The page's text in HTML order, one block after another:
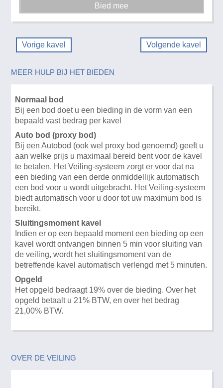
Vorige kavel Volgende kavel
MEER HULP BIJ HET BIEDEN
Normaal bod
Bij een bod doet u een bieding in de vorm van een
bepaald vast bedrag per kavel
Auto bod (proxy bod)
Bij een Autobod (ook wel proxy bod genoemd) geeft u
aan welke prijs u maximaal bereid bent voor de kavel
te betalen. Het Veiling-systeem zorgt er voor dat na
een bieding van een derde onmiddellijk automatisch
een bod voor u wordt uitgebracht. Het Veiling-systeem
biedt automatisch voor u door tot uw maximum bod is
bereikt.
Sluitingsmoment kavel
Indien er op een bepaald moment een bieding op een
kavel wordt ontvangen binnen 5 min voor sluiting van
de veiling, wordt het sluitingsmoment van de
betreffende kavel automatisch verlengd met 5 minuten.
Opgeld
Het opgeld bedraagt 19% over de bieding. Over het
opgeld betaalt u 21% BTW, en over het bedrag
21,00% BTW.
OVER DE VEILING